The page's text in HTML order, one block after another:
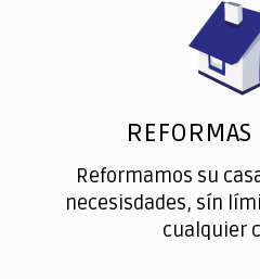
REFORMAS
Reformamos su
necesisdades, sín
cualquier